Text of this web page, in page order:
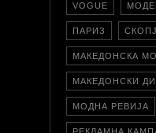
VOGUE
ПАРИЗ
МАКЕДОНСКА
МАКЕДОНСКИ
МОДНА РЕВИЈА